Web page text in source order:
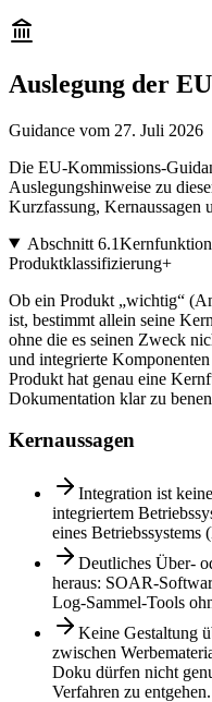
Auslegung der
Guidance vom 27. Juli 2026
Die EU-Kommissions-
Auslegungshinweise zu
Kurzfassung, Kernaussagen
Abschnitt 6.1
Produktklassifizierung+
Ob ein Produkt „wichtig“
ist, bestimmt allein seine
ohne die es seinen Zweck
und integrierte
Produkt hat genau eine
Dokumentation klar zu
Kernaussagen
Integration ist
integriertem
eines Betriebssystems
Deutliches Über-
heraus: SOAR-
Log-Sammel-Tools
Keine Gestaltung
zwischen
Doku dürfen nicht
Verfahren zu entgehen.